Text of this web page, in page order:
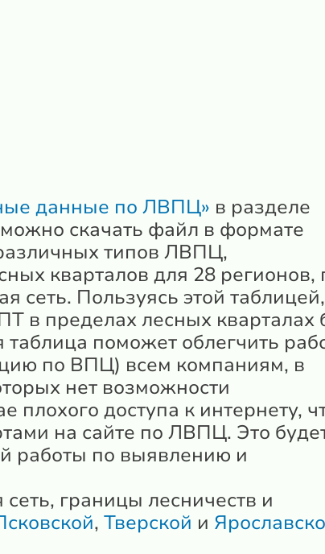
данные по ЛВПЦ» в разделе
скачать файл в формате
типов ЛВПЦ,
кварталов для 28 регионов,
сеть. Пользуясь этой таблицей,
пределах лесных кварталах
поможет облегчить
по ВПЦ) всем компаниям, в
нет возможности
доступа к интернету,
на сайте по ЛВПЦ. Это
работы по выявлению и
границы лесничеств и
, Тверской и